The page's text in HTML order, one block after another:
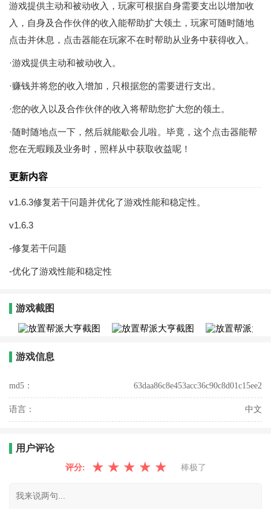
游戏提供主动和被动收入，玩家可根据自身需要支出以增加收
入，自身及合作伙伴的收入能帮助扩大领土，玩家可随时随地
点击并休息，点击器能在玩家不在时帮助从业务中获得收入。
·游戏提供主动和被动收入。
·赚钱并将您的收入增加，只根据您的需要进行支出。
·您的收入以及合作伙伴的收入将帮助您扩大您的领土。
·随时随地点一下，然后就能歇会儿啦。毕竟，这个点击器能帮
您在无暇顾及业务时，照样从中获取收益呢！
更新内容
v1.6.3修复若干问题并优化了游戏性能和稳定性。
v1.6.3
-修复若干问题
-优化了游戏性能和稳定性
游戏截图
游戏信息
md5： 63daa86c8e453acc36c90c8d01c15ee2
语言： 中文
用户评论
评分: ★ ★ ★ ★ ★ 棒极了